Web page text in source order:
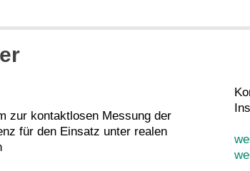
zur kontaktlosen Messung der
für den Einsatz unter realen